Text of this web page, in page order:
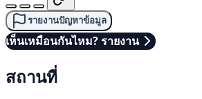
รายงานปัญหาข้อมูล
เห็นเหมือนกันไหม? รายงาน
สถานที่